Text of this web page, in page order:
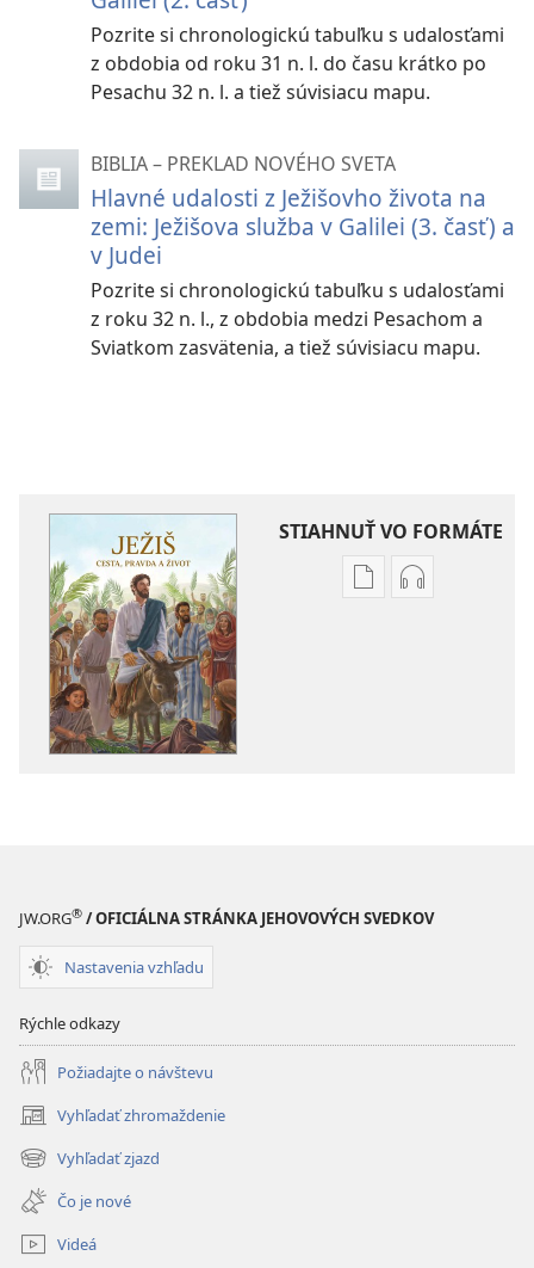
Pozrite si chronologickú tabuľku s udalosťami
z obdobia od roku 31 n. l. do času krátko po
Pesachu 32 n. l. a tiež súvisiacu mapu.
BIBLIA – PREKLAD NOVÉHO SVETA
Hlavné udalosti z Ježišovho života na
zemi: Ježišova služba v Galilei (3. časť) a
v Judei
Pozrite si chronologickú tabuľku s udalosťami
z roku 32 n. l., z obdobia medzi Pesachom a
Sviatkom zasvätenia, a tiež súvisiacu mapu.
STIAHNUŤ VO FORMÁTE
MožnostiMožnosti
JW.ORG® / OFICIÁLNA STRÁNKA JEHOVOVÝCH SVEDKOV
Nastavenia vzhľadu
Rýchle odkazy
Požiadajte o návštevu
Vyhľadať zhromaždenie
(otvorí
nové
okno)
Vyhľadať zjazd
(otvorí
nové
okno)
Čo je nové
Videá